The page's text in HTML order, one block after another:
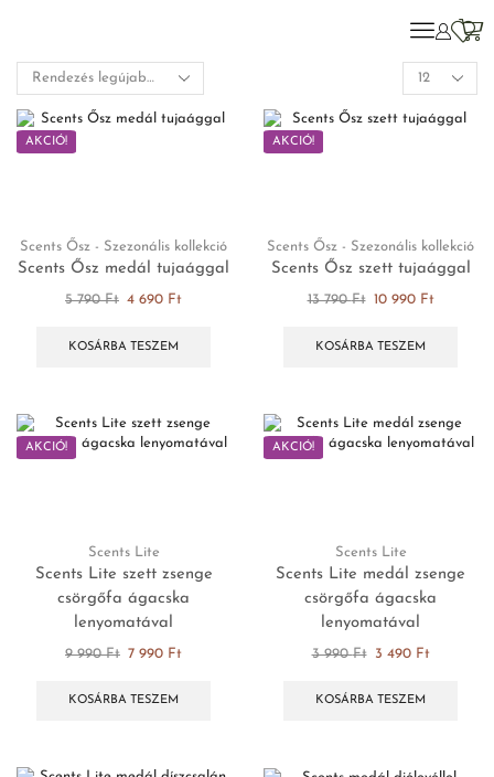
AKCIÓ!
Scents Ősz - Szezonális kollekció
Scents Ősz medál tujaággal
5 790Ft 4 690 Ft
KOSÁRBA TESZEM
AKCIÓ!
Scents Ősz - Szezonális kollekció
Scents Ősz szett tujaággal
13 790Ft 10 990 Ft
KOSÁRBA TESZEM
AKCIÓ!
Scents Lite
Scents Lite szett zsenge
csörgőfa ágacska
lenyomatával
9 990Ft 7 990 Ft
KOSÁRBA TESZEM
AKCIÓ!
Scents Lite
Scents Lite medál zsenge
csörgőfa ágacska
lenyomatával
3 990Ft 3 490 Ft
KOSÁRBA TESZEM